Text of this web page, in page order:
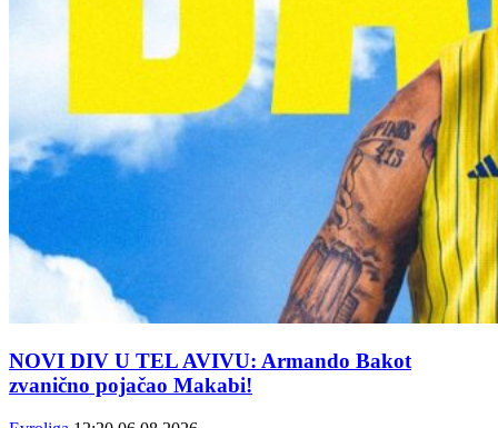
NOVI DIV U TEL AVIVU: Armando Bakot
zvanično pojačao Makabi!